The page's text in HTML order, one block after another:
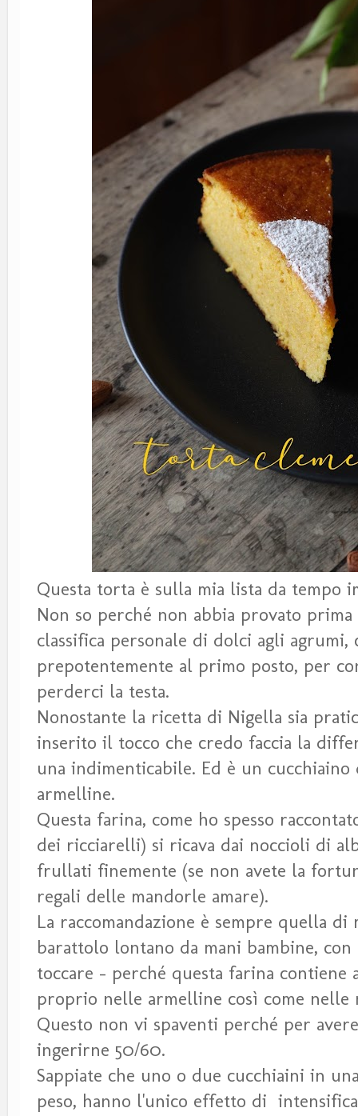
Questa torta è sulla mia lista da tempo
Non so perché non abbia provato
classifica personale di dolci agli agrumi,
prepotentemente al primo posto, per
perderci la testa.
Nonostante la ricetta di Nigella sia
inserito il tocco che credo faccia la
una indimenticabile. Ed è un
armelline.
Questa farina, come ho spesso
dei ricciarelli) si ricava dai noccioli di
frullati finemente (se non avete la
regali delle mandorle amare).
La raccomandazione è sempre quella
barattolo lontano da mani bambine,
toccare - perché questa farina contiene
proprio nelle armelline così come nelle
Questo non vi spaventi perché per
ingerirne 50/60.
Sappiate che uno o due cucchiaini in
peso, hanno l'unico effetto di